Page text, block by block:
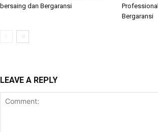
bersaing dan Bergaransi
Bergaransi
LEAVE A REPLY